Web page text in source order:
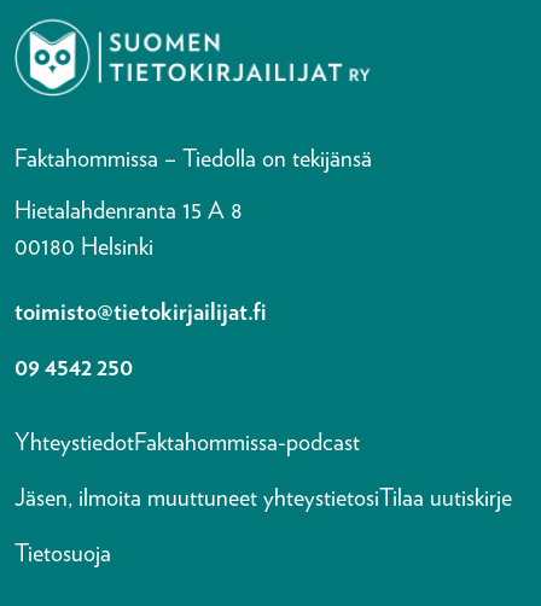
Faktahommissa – Tiedolla on tekijänsä
Hietalahdenranta 15 A 8
00180 Helsinki
toimisto@tietokirjailijat.fi
09 4542 250
YhteystiedotFaktahommissa-podcast
Jäsen, ilmoita muuttuneet yhteystietosi Tilaa uutiskirje
Tietosuoja